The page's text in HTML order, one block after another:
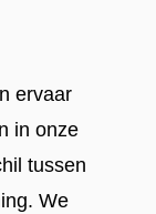
ervaar
in onze
tussen
We